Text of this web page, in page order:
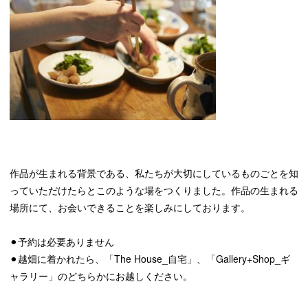
作品が生まれる背景である、私たちが大切にしているものごとを知
っていただけたらとこのような場をつくりました。作品の生まれる
場所にて、お会いできることを楽しみにしております。
⚫︎予約は必要ありません
⚫︎越畑に着かれたら、「The House_自宅」、「Gallery+Shop_ギ
ャラリー」のどちらかにお越しください。